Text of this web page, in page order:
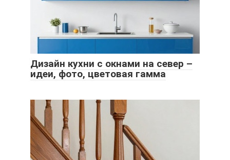
Дизайн кухни с окнами на север –
идеи, фото, цветовая гамма